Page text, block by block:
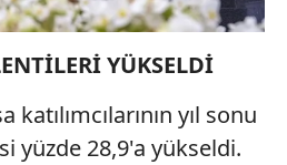
YÜKSELDİ
katılımcılarının yıl sonu
yüzde 28,9'a yükseldi.